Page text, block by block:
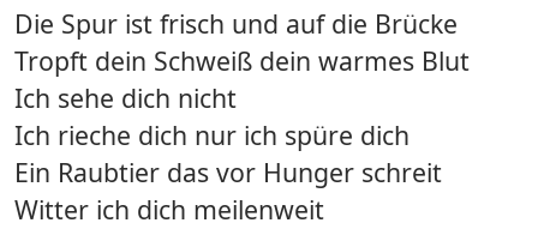
Die Spur ist frisch und auf die Brücke
Tropft dein Schweiß dein warmes Blut
Ich sehe dich nicht
Ich rieche dich nur ich spüre dich
Ein Raubtier das vor Hunger schreit
Witter ich dich meilenweit